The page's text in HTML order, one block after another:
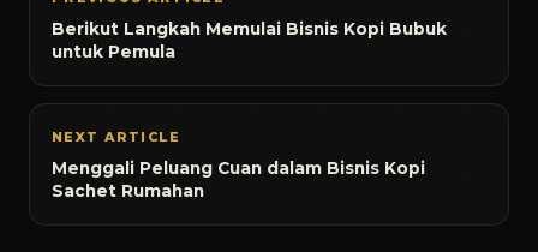
Berikut Langkah Memulai Bisnis Kopi Bubuk
untuk Pemula
NEXT ARTICLE
Menggali Peluang Cuan dalam Bisnis Kopi
Sachet Rumahan